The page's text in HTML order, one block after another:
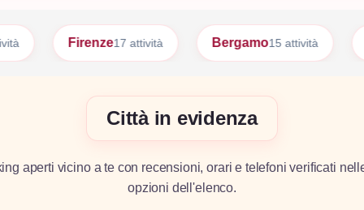
17 attività Bergamo15 attività Bari15 attività
Città in evidenza
aperti vicino a te con recensioni, orari e telefoni verificati
opzioni dell'elenco.